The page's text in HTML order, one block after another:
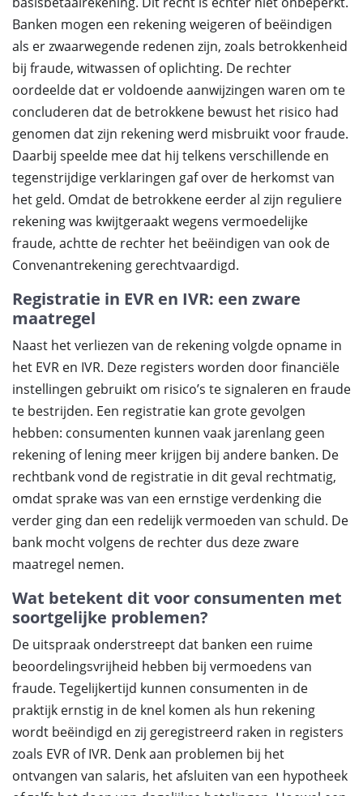
Banken mogen een rekening weigeren of beëindigen
als er zwaarwegende redenen zijn, zoals betrokkenheid
bij fraude, witwassen of oplichting. De rechter
oordeelde dat er voldoende aanwijzingen waren om te
concluderen dat de betrokkene bewust het risico had
genomen dat zijn rekening werd misbruikt voor fraude.
Daarbij speelde mee dat hij telkens verschillende en
tegenstrijdige verklaringen gaf over de herkomst van
het geld. Omdat de betrokkene eerder al zijn reguliere
rekening was kwijtgeraakt wegens vermoedelijke
fraude, achtte de rechter het beëindigen van ook de
Convenantrekening gerechtvaardigd.
Registratie in EVR en IVR: een zware
maatregel
Naast het verliezen van de rekening volgde opname in
het EVR en IVR. Deze registers worden door financiële
instellingen gebruikt om risico’s te signaleren en fraude
te bestrijden. Een registratie kan grote gevolgen
hebben: consumenten kunnen vaak jarenlang geen
rekening of lening meer krijgen bij andere banken. De
rechtbank vond de registratie in dit geval rechtmatig,
omdat sprake was van een ernstige verdenking die
verder ging dan een redelijk vermoeden van schuld. De
bank mocht volgens de rechter dus deze zware
maatregel nemen.
Wat betekent dit voor consumenten met
soortgelijke problemen?
De uitspraak onderstreept dat banken een ruime
beoordelingsvrijheid hebben bij vermoedens van
fraude. Tegelijkertijd kunnen consumenten in de
praktijk ernstig in de knel komen als hun rekening
wordt beëindigd en zij geregistreerd raken in registers
zoals EVR of IVR. Denk aan problemen bij het
ontvangen van salaris, het afsluiten van een hypotheek